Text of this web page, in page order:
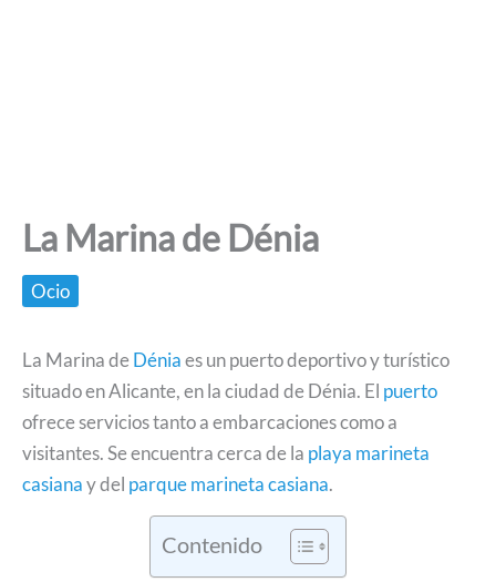
La Marina de Dénia
Ocio
La Marina deDéniaes un puerto deportivo y turístico
situado en Alicante, en la ciudad de Dénia. El puerto
ofrece servicios tanto a embarcaciones como a
visitantes. Se encuentra cerca de la playa marineta
casianay del parque marineta casiana.
Contenido